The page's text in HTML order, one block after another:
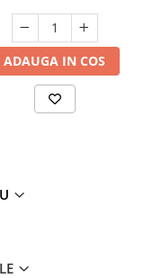
ADAUGA IN COS